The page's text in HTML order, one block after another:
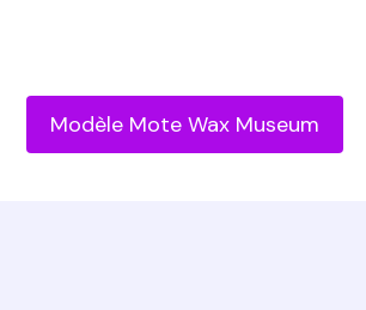
Modèle Mote Wax Museum